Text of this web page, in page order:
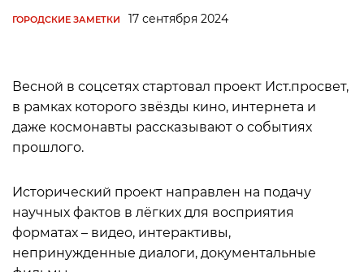
ГОРОДСКИЕ ЗАМЕТКИ 17 сентября 2024
Весной в соцсетях стартовал проект Ист.просвет,
в рамках которого звёзды кино, интернета и
даже космонавты рассказывают о событиях
прошлого.
Исторический проект направлен на подачу
научных фактов в лёгких для восприятия
форматах – видео, интерактивы,
непринужденные диалоги, документальные